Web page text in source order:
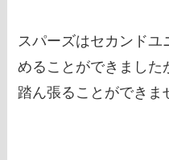
スパーズはセカンドユ
めることができました
踏ん張ることができま